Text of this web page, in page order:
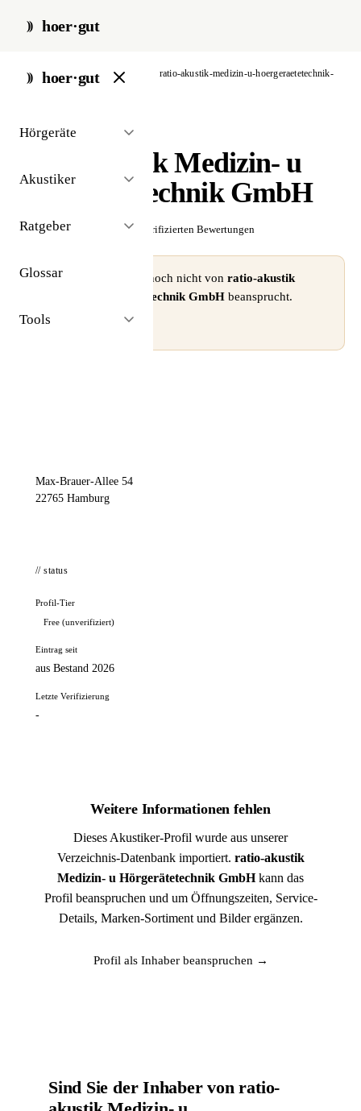
hoer·gut
hoer·gut
Hörgeräte
Akustiker
Ratgeber
Glossar
Tools
start / akustiker / hamburg
ratio-akustik-medizin-u-hoergeraetetechnik-
// akustiker · hamburg
ratio-akustik Medizin- u
Hörgerätetechnik GmbH
☆☆☆☆☆ Noch keine verifizierten Bewertungen
⚠ Dieses Profil wurde noch nicht von ratio-akustik
Medizin- u Hörgerätetechnik GmbH beansprucht.
Profil beanspruchen →
Max-Brauer-Allee 54
22765 Hamburg
// status
Profil-Tier
Free (unverifiziert)
Eintrag seit
aus Bestand 2026
Letzte Verifizierung
-
Weitere Informationen fehlen
Dieses Akustiker-Profil wurde aus unserer
Verzeichnis-Datenbank importiert. ratio-akustik
Medizin- u Hörgerätetechnik GmbHkann das
Profil beanspruchen und um Öffnungszeiten, Service-
Details, Marken-Sortiment und Bilder ergänzen.
Profil als Inhaber beanspruchen →
Sind Sie der Inhaber von ratio-